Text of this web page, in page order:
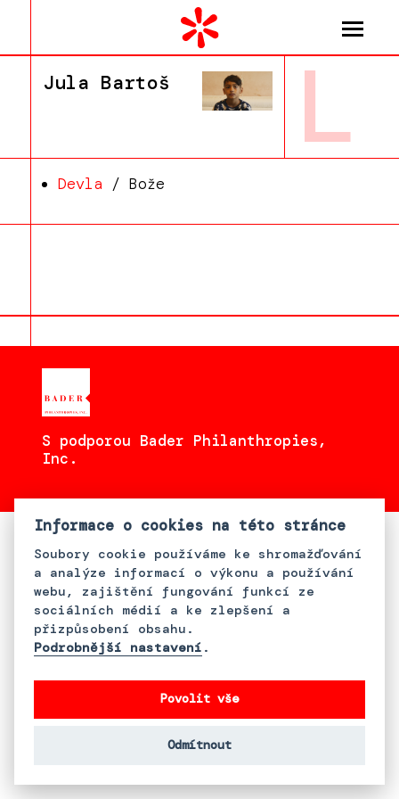
Jula Bartoš L
Devla / Bože
S podporou Bader Philanthropies,
Inc.
Informace o cookies na této stránce
Soubory cookie používáme ke shromažďování
a analýze informací o výkonu a používání
webu, zajištění fungování funkcí ze
sociálních médií a ke zlepšení a
přizpůsobení obsahu.
Podrobnější nastavení .
Povolit vše
Odmítnout